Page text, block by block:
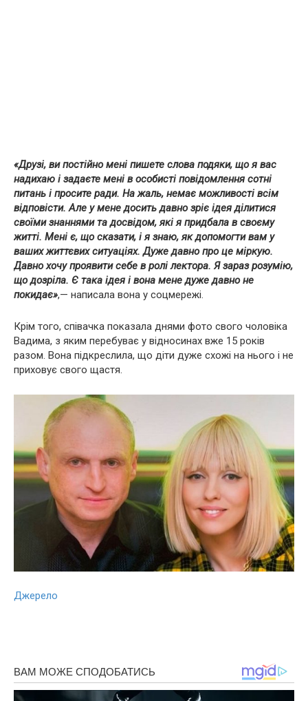
«Друзі, ви постійно мені пишете слова подяки, що я вас
надихаю і задаєте мені в особисті повідомлення сотні
питань і просите ради. На жаль, немає можливості всім
відповісти. Але у мене досить давно зріє ідея ділитися
своїми знаннями та досвідом, які я придбала в своєму
житті. Мені є, що сказати, і я знаю, як допомогти вам у
ваших життєвих ситуаціях. Дуже давно про це міркую.
Давно хочу проявити себе в ролі лектора. Я зараз розумію,
що дозріла. Є така ідея і вона мене дуже давно не
покидає»,— написала вона у соцмережі.
Крім того, співачка показала днями фото свого чоловіка
Вадима, з яким перебуває у відносинах вже 15 років
разом. Вона підкреслила, що діти дуже схожі на нього і не
приховує свого щастя.
Джерело